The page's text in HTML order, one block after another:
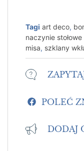
Tagi art deco,
naczynie
misa, szklany
POLEĆ
DODAJ